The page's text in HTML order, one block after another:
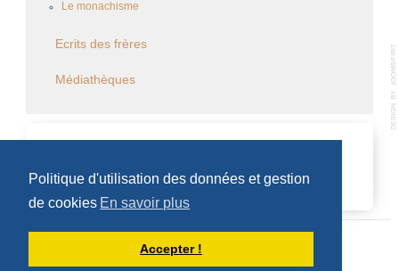
Politique d'utilisation des données et gestion
de cookies En savoir plus
Accepter !
Le monachisme
Ecrits des frères
Médiathèques
Aucun évènement